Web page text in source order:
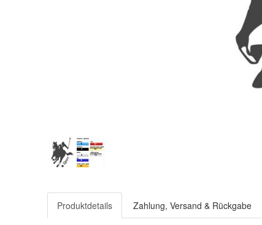
Produktdetails Zahlung, Versand & Rückgabe